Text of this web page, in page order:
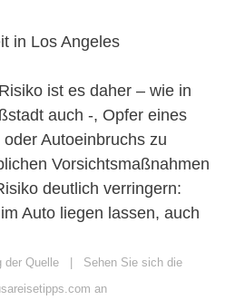
in Los Angeles
ist es daher – wie in
auch -, Opfer eines
Autoeinbruchs zu
Vorsichtsmaßnahmen
deutlich verringern:
Auto liegen lassen, auch
der Quelle | Sehen Sie sich die
an